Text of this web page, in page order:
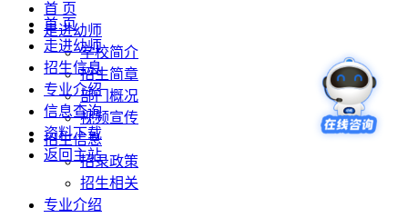
首 页
走进幼师
学校简介
招生简章
部门概况
视频宣传
招生信息
招录政策
招生相关
专业介绍
首 页
走进幼师
招生信息
专业介绍
信息查询
资料下载
返回主站